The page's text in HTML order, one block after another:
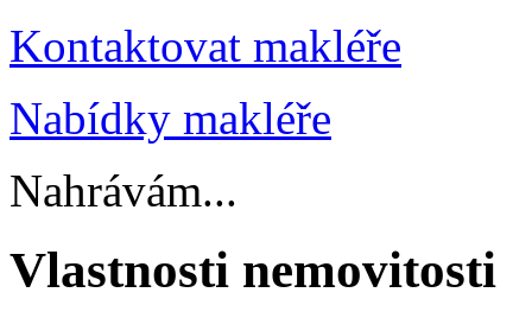
Kontaktovat makléře
Nabídky makléře
Nahrávám...
Vlastnosti nemovitosti